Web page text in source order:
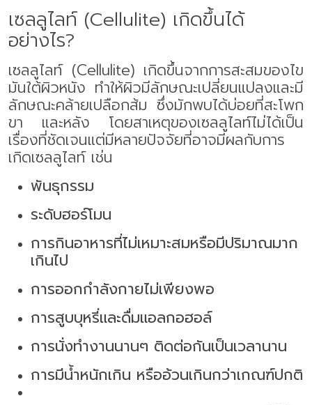
เซลลูไลท์ (Cellulite) เกิดขึ้นได้
อย่างไร?
เซลลูไลท์ (Cellulite) เกิดขึ้นจากการสะสมของไข
มันใต้ผิวหนัง ทำให้ผิวมีลักษณะเปลี่ยนแปลงและมี
ลักษณะคล้ายเปลือกส้ม ซึ่งมักพบได้บ่อยที่สะโพก
ขา และหลัง โดยสาเหตุของเซลลูไลท์ไม่ได้เป็น
เรื่องที่ชัดเจนแต่มีหลายปัจจัยที่อาจมีผลกับการ
เกิดเซลลูไลท์ เช่น
พันธุกรรม
ระดับฮอร์โมน
การกินอาหารที่ไม่เหมาะสมหรือมีปริมาณมาก
เกินไป
การออกกำลังกายไม่เพียงพอ
การสูบบุหรี่และดื่มแอลกอฮอล์
การนั่งทำงานนานๆ ติดต่อกันเป็นเวลานาน
การมีน้ำหนักเกิน หรืออ้วนเกินกว่าเกณฑ์ปกติ